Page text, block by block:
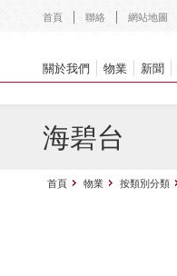
首頁 聯絡 網站地圖
關於我們 物業 新聞
海碧台
首頁 物業 按類別分類